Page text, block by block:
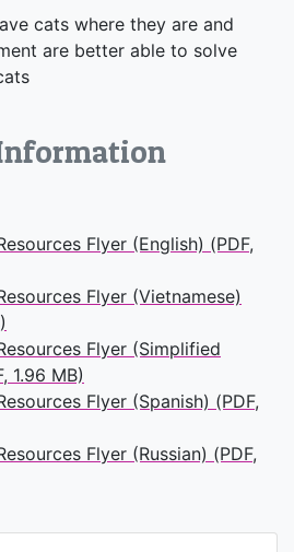
cats where they are and
are better able to solve
Flyer (English) (PDF,
Flyer (Vietnamese)
Flyer (Simplified
1.96 MB)
Flyer (Spanish) (PDF,
Flyer (Russian) (PDF,